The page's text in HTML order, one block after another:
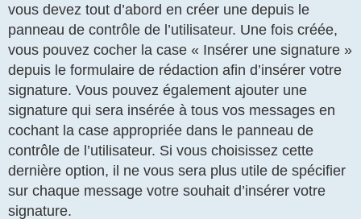
vous devez tout d’abord en créer une depuis le
panneau de contrôle de l’utilisateur. Une fois créée,
vous pouvez cocher la case « Insérer une signature »
depuis le formulaire de rédaction afin d’insérer votre
signature. Vous pouvez également ajouter une
signature qui sera insérée à tous vos messages en
cochant la case appropriée dans le panneau de
contrôle de l’utilisateur. Si vous choisissez cette
dernière option, il ne vous sera plus utile de spécifier
sur chaque message votre souhait d’insérer votre
signature.